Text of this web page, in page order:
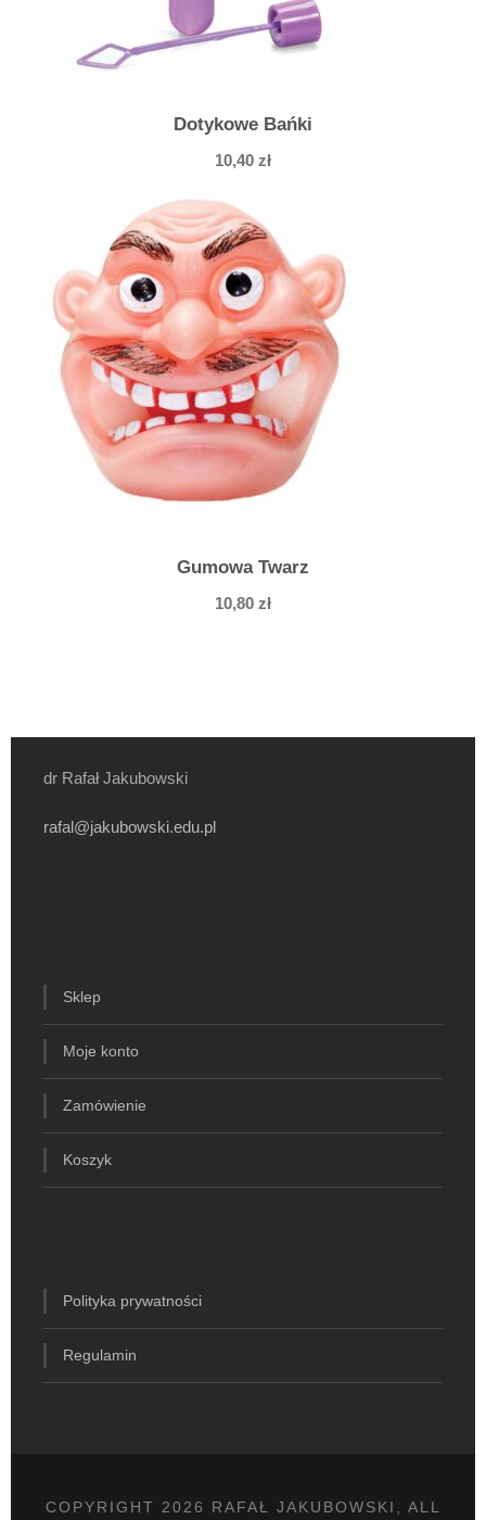
Dotykowe Bańki
10,40 zł
Gumowa Twarz
10,80 zł
dr Rafał Jakubowski
rafal@jakubowski.edu.pl
Sklep
Moje konto
Zamówienie
Koszyk
Polityka prywatności
Regulamin
COPYRIGHT 2026 RAFAŁ JAKUBOWSKI, ALL